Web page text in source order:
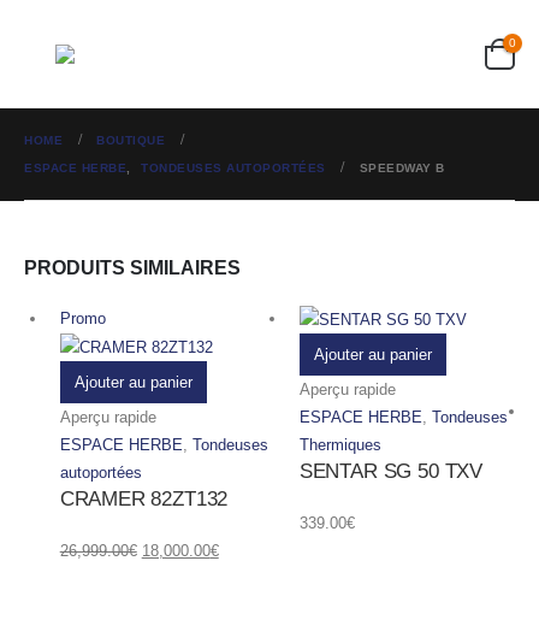
0
HOME BOUTIQUE
ESPACE HERBE TONDEUSES AUTOPORTÉES SPEEDWAY B
PRODUITS SIMILAIRES
Promo
Ajouter au panier
Aperçu rapide
ESPACE HERBE Tondeuses
autoportées
CRAMER 82ZT132
26,999.00€ 18,000.00€
Ajouter au panier
Aperçu rapide
ESPACE HERBE Tondeuses
Thermiques
SENTAR SG 50 TXV
339.00€